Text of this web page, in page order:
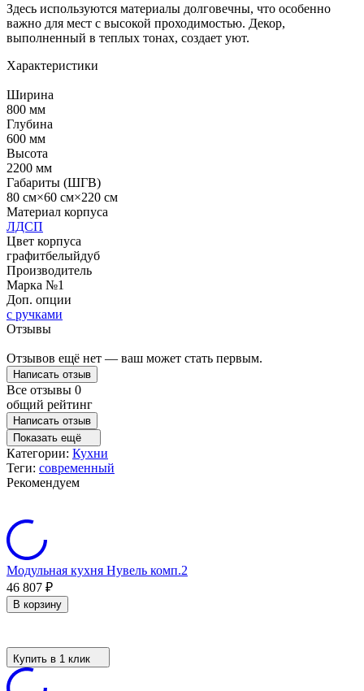
Здесь используются материалы долговечны, что особенно
важно для мест с высокой проходимостью. Декор,
выполненный в теплых тонах, создает уют.
Характеристики
Ширина
800 мм
Глубина
600 мм
Высота
2200 мм
Габариты (ШГВ)
80 см×60 см×220 см
Материал корпуса
ЛДСП
Цвет корпуса
графитбелыйдуб
Производитель
Марка №1
Доп. опции
с ручками
Отзывы
Отзывов ещё нет — ваш может стать первым.
Написать отзыв
Все отзывы 0
общий рейтинг
Написать отзыв
Показать ещё
Категории: Кухни
Теги: современный
Рекомендуем
Модульная кухня Нувель комп.2
46 807 ₽
В корзину
Купить в 1 клик